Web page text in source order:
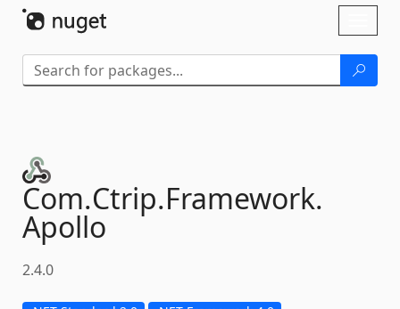
Com.Ctrip.Framework.
Apollo
2.4.0